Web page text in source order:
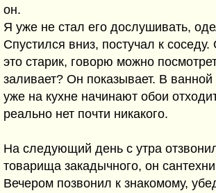
он.
Я уже не стал его дослушивать,
Спустился вниз, постучал к
это старик, говорю можно
заливает? Он показывает. В ванной
уже на кухне начинают обои
реально нет почти никакого.
На следующий день с утра
товарища закадычного, он
Вечером позвонил к знакомому,